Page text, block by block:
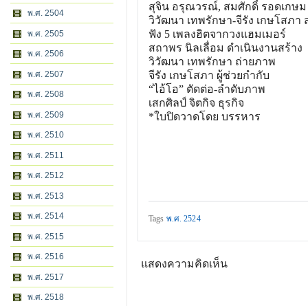
พ.ศ. 2504
พ.ศ. 2505
พ.ศ. 2506
พ.ศ. 2507
พ.ศ. 2508
พ.ศ. 2509
พ.ศ. 2510
พ.ศ. 2511
พ.ศ. 2512
พ.ศ. 2513
พ.ศ. 2514
พ.ศ. 2515
พ.ศ. 2516
พ.ศ. 2517
พ.ศ. 2518
สุจิน อรุณวรณ์, สมศักดิ์ รอดเกษม
วิวัฒนา เทพรักษา-จีรัง เกษโสภา
ฟัง 5 เพลงฮิตจากวงแฮมเมอร์
สถาพร นิลเลื่อม ดำเนินงานสร้าง
วิวัฒนา เทพรักษา ถ่ายภาพ
จีรัง เกษโสภา ผู้ช่วยกำกับ
“ไอ้โอ” ตัดต่อ-ลำดับภาพ
เสกศิลป์ จิตกิจ ธุรกิจ
*ใบปิดวาดโดย บรรหาร
Tags พ.ศ. 2524
แสดงความคิดเห็น